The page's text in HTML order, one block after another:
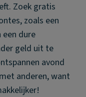
Zoek gratis
zoals een
dure
geld uit te
avond
anderen, want